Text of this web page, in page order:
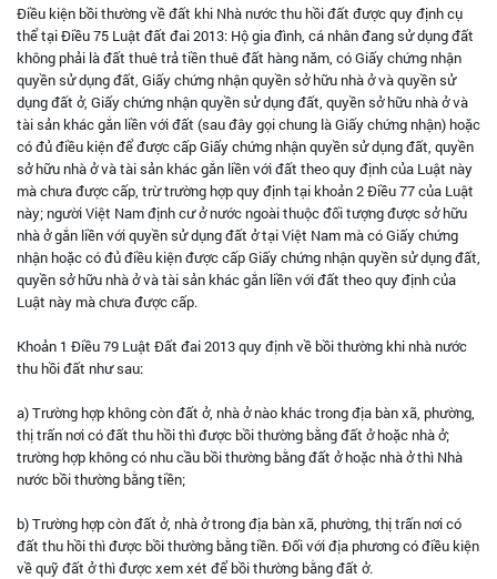
Điều kiện bồi thường về đất khi Nhà nước thu hồi đất được quy định cụ
thể tại Điều 75 Luật đất đai 2013: Hộ gia đình, cá nhân đang sử dụng đất
không phải là đất thuê trả tiền thuê đất hàng năm, có Giấy chứng nhận
quyền sử dụng đất, Giấy chứng nhận quyền sở hữu nhà ở và quyền sử
dụng đất ở, Giấy chứng nhận quyền sử dụng đất, quyền sở hữu nhà ở và
tài sản khác gắn liền với đất (sau đây gọi chung là Giấy chứng nhận) hoặc
có đủ điều kiện để được cấp Giấy chứng nhận quyền sử dụng đất, quyền
sở hữu nhà ở và tài sản khác gắn liền với đất theo quy định của Luật này
mà chưa được cấp, trừ trường hợp quy định tại khoản 2 Điều 77 của Luật
này; người Việt Nam định cư ở nước ngoài thuộc đối tượng được sở hữu
nhà ở gắn liền với quyền sử dụng đất ở tại Việt Nam mà có Giấy chứng
nhận hoặc có đủ điều kiện được cấp Giấy chứng nhận quyền sử dụng đất,
quyền sở hữu nhà ở và tài sản khác gắn liền với đất theo quy định của
Luật này mà chưa được cấp.
Khoản 1 Điều 79 Luật Đất đai 2013 quy định về bồi thường khi nhà nước
thu hồi đất như sau:
a) Trường hợp không còn đất ở, nhà ở nào khác trong địa bàn xã, phường,
thị trấn nơi có đất thu hồi thì được bồi thường bằng đất ở hoặc nhà ở;
trường hợp không có nhu cầu bồi thường bằng đất ở hoặc nhà ở thì Nhà
nước bồi thường bằng tiền;
b) Trường hợp còn đất ở, nhà ở trong địa bàn xã, phường, thị trấn nơi có
đất thu hồi thì được bồi thường bằng tiền. Đối với địa phương có điều kiện
về quỹ đất ở thì được xem xét để bồi thường bằng đất ở.